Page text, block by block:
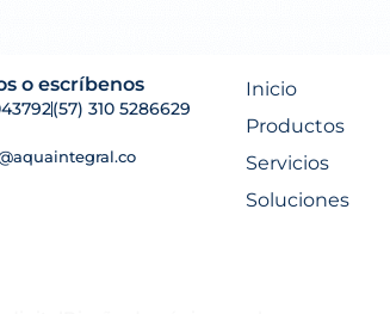
o escríbenos
(57) 310 5286629
Inicio
Productos
Servicios
Soluciones